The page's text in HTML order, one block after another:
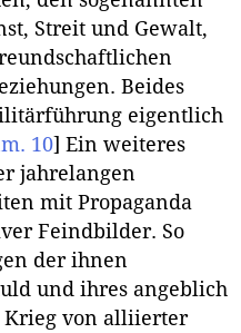
Streit und Gewalt,
Beides
eigentlich
10] Ein weiteres
jahrelangen
mit Propaganda
Feindbilder. So
der ihnen
und ihres angeblich
Krieg von alliierter